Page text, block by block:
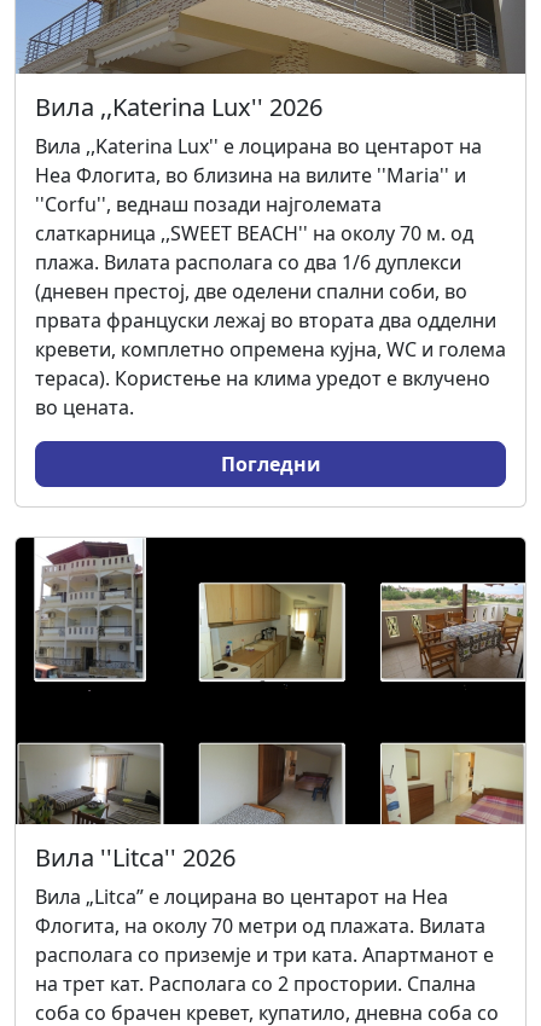
Вила ,,Katerina Lux'' 2026
Вила ,,Katerina Lux'' е лоцирана во центарот на
Неа Флогита, во близина на вилите ''Maria'' и
''Corfu'', веднаш позади најголемата
слаткарница ,,SWEET BEACH'' на околу 70 м. од
плажа. Вилата располага со два 1/6 дуплекси
(дневен престој, две оделени спални соби, во
првата француски лежај во втората два одделни
кревети, комплетно опремена кујна, WC и голема
тeраса). Користење на клима уредот е вклучено
во цената.
Погледни
Вила ''Litca'' 2026
Вила „Litca” е лоцирана во центарот на Неа
Флогита, на околу 70 метри од плажата. Вилата
располага со приземје и три ката. Апартманот е
на трет кат. Располага со 2 простории. Спална
соба со брачен кревет, купатило, дневна соба со